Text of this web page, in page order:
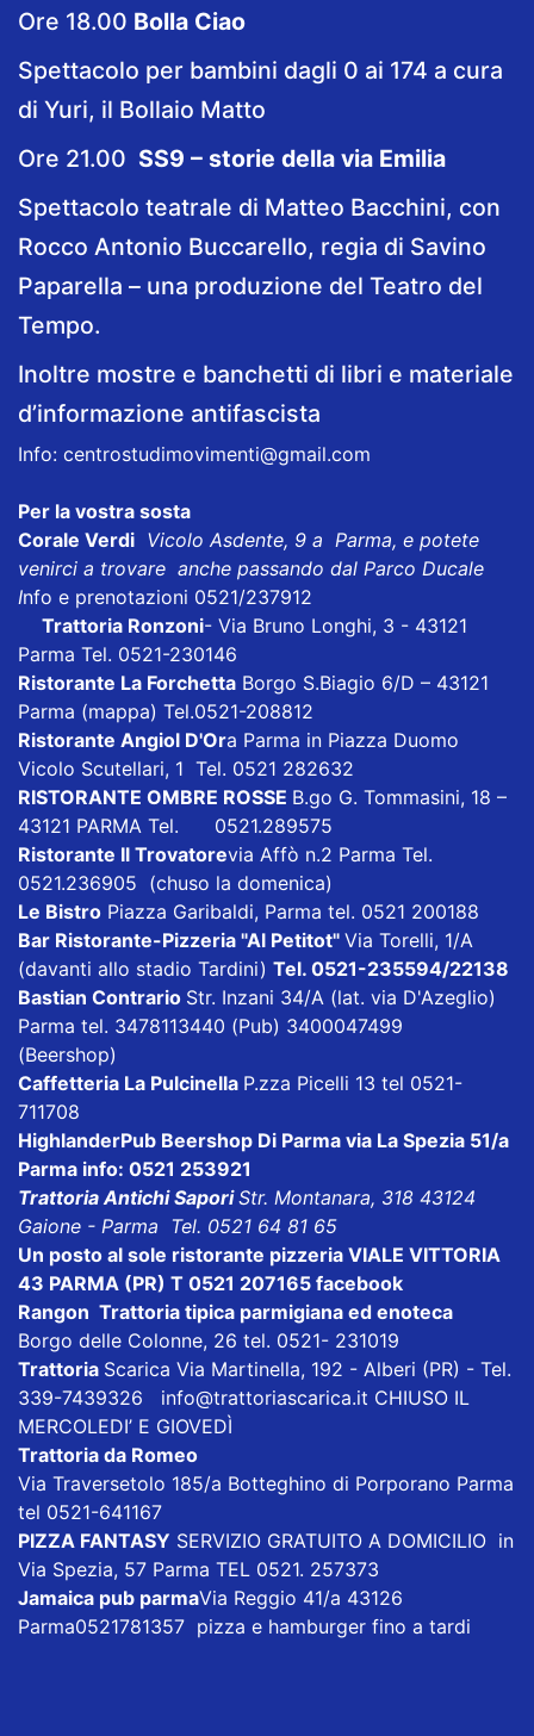
Ore 18.00 Bolla Ciao
Spettacolo per bambini dagli 0 ai 174 a cura
di Yuri, il Bollaio Matto
Ore 21.00 SS9 – storie della via Emilia
Spettacolo teatrale di Matteo Bacchini, con
Rocco Antonio Buccarello, regia di Savino
Paparella – una produzione del Teatro del
Tempo.
Inoltre mostre e banchetti di libri e materiale
d’informazione antifascista
Info: centrostudimovimenti@gmail.com
Per la vostra sosta
Corale Verdi Vicolo Asdente, 9 a Parma, e potete
venirci a trovare anche passando dal Parco Ducale
Info e prenotazioni 0521/237912
Trattoria Ronzoni- Via Bruno Longhi, 3 - 43121
Parma Tel. 0521-230146
Ristorante La Forchetta Borgo S.Biagio 6/D – 43121
Parma (mappa) Tel.0521-208812
Ristorante Angiol D'Ora Parma in Piazza Duomo
Vicolo Scutellari, 1 Tel. 0521 282632
RISTORANTE OMBRE ROSSE B.go G. Tommasini, 18 –
43121 PARMA Tel. 0521.289575
Ristorante Il Trovatorevia Affò n.2 Parma Tel.
0521.236905 (chuso la domenica)
Le Bistro Piazza Garibaldi, Parma tel. 0521 200188
Bar Ristorante-Pizzeria "Al Petitot" Via Torelli, 1/A
(davanti allo stadio Tardini) Tel. 0521-235594/22138
Bastian Contrario Str. Inzani 34/A (lat. via D'Azeglio)
Parma tel. 3478113440 (Pub) 3400047499
(Beershop)
Caffetteria La Pulcinella P.zza Picelli 13 tel 0521-
711708
HighlanderPub Beershop Di Parma via La Spezia 51/a
Parma info: 0521 253921
Trattoria Antichi SaporiStr. Montanara, 318 43124
Gaione - Parma Tel. 0521 64 81 65
Un posto al sole ristorante pizzeria VIALE VITTORIA
43 PARMA (PR) T 0521 207165 facebook
Rangon Trattoria tipica parmigiana ed enoteca
Borgo delle Colonne, 26 tel. 0521- 231019
Trattoria Scarica Via Martinella, 192 - Alberi (PR) - Tel.
339-7439326 info@trattoriascarica.it CHIUSO IL
MERCOLEDI’ E GIOVEDÌ
Trattoria da Romeo
Via Traversetolo 185/a Botteghino di Porporano Parma
tel 0521-641167
PIZZA FANTASY SERVIZIO GRATUITO A DOMICILIO in
Via Spezia, 57 Parma TEL 0521. 257373
Jamaica pub parmaVia Reggio 41/a 43126
Parma0521781357 pizza e hamburger fino a tardi